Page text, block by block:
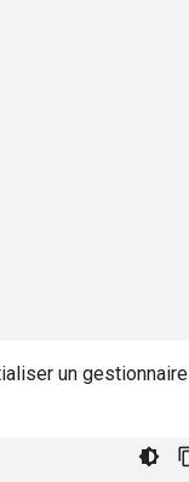
un gestionnaire